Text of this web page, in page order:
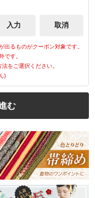
るものがクーポン対象です。
です。
をご選択ください。
)
む